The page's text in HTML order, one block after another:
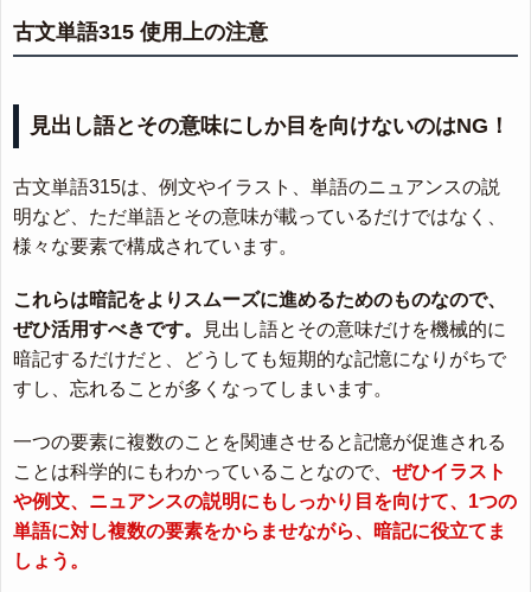
古文単語315 使用上の注意
見出し語とその意味にしか目を向けないのはNG！
古文単語315は、例文やイラスト、単語のニュアンスの説
明など、ただ単語とその意味が載っているだけではなく、
様々な要素で構成されています。
これらは暗記をよりスムーズに進めるためのものなので、
ぜひ活用すべきです。
見出し語とその意味だけを機械的に
暗記するだけだと、どうしても短期的な記憶になりがちで
すし、忘れることが多くなってしまいます。
一つの要素に複数のことを関連させると記憶が促進される
ことは科学的にもわかっていることなので、 ぜひイラスト
や例文、ニュアンスの説明にもしっかり目を向けて、1つの
単語に対し複数の要素をからませながら、暗記に役立てま
しょう。